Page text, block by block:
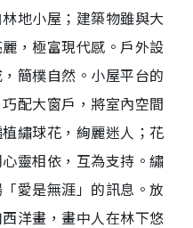
地小屋；建築物雖與大
，極富現代感。戶外設
簡樸自然。小屋平台的
配大窗戶，將室內空間
繡球花，絢麗迷人；花
靈相依，互為支持。繡
愛是無涯」的訊息。放
洋畫，畫中人在林下悠